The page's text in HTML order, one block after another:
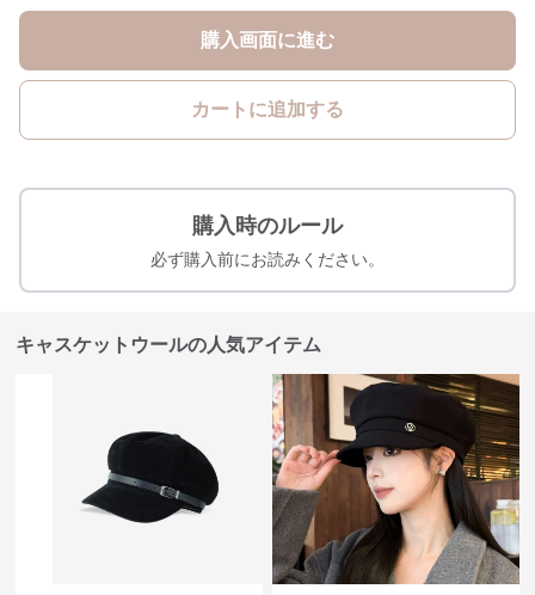
購入画面に進む
カートに追加する
購入時のルール
必ず購入前にお読みください。
キャスケットウールの人気アイテム